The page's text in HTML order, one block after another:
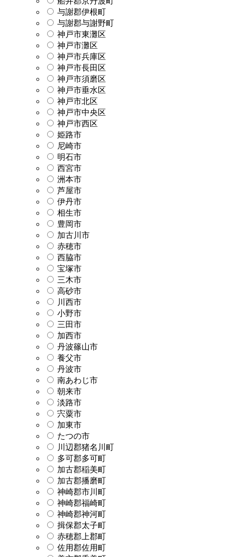
与謝郡伊根町
与謝郡与謝野町
神戸市東灘区
神戸市灘区
神戸市兵庫区
神戸市長田区
神戸市須磨区
神戸市垂水区
神戸市北区
神戸市中央区
神戸市西区
姫路市
尼崎市
明石市
西宮市
洲本市
芦屋市
伊丹市
相生市
豊岡市
加古川市
赤穂市
西脇市
宝塚市
三木市
高砂市
川西市
小野市
三田市
加西市
丹波篠山市
養父市
丹波市
南あわじ市
朝来市
淡路市
宍粟市
加東市
たつの市
川辺郡猪名川町
多可郡多可町
加古郡稲美町
加古郡播磨町
神崎郡市川町
神崎郡福崎町
神崎郡神河町
揖保郡太子町
赤穂郡上郡町
佐用郡佐用町